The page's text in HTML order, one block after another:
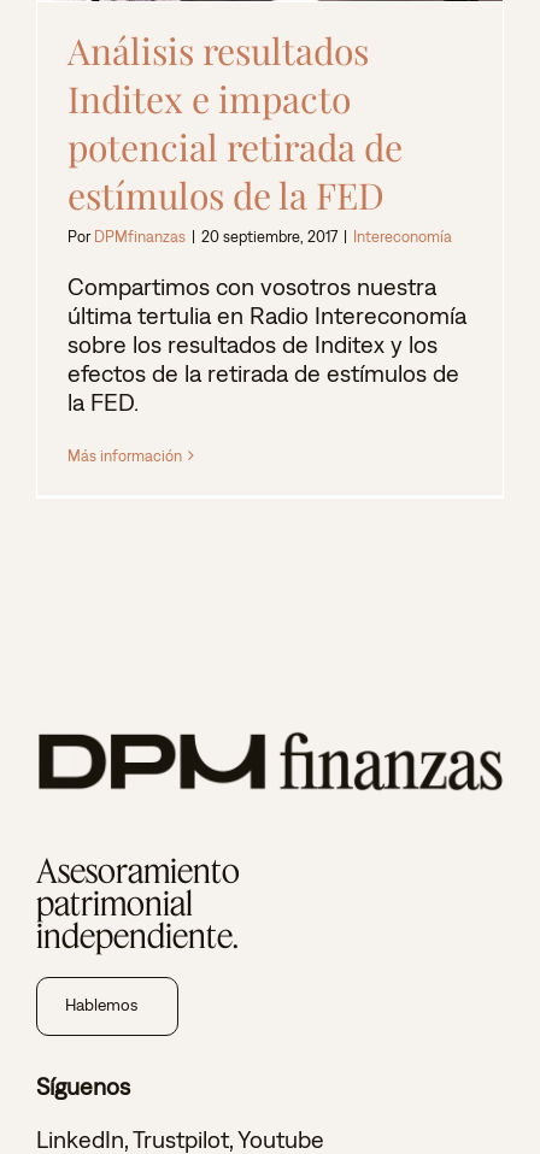
Análisis resultados
Inditex e impacto
potencial retirada de
estímulos de la FED
Por DPMfinanzas 20 septiembre, 2017 Intereconomía
Compartimos con vosotros nuestra
última tertulia en Radio Intereconomía
sobre los resultados de Inditex y los
efectos de la retirada de estímulos de
la FED.
Más información
Asesoramiento
patrimonial
independiente.
Hablemos
Síguenos
LinkedIn,Trustpilot,Youtube